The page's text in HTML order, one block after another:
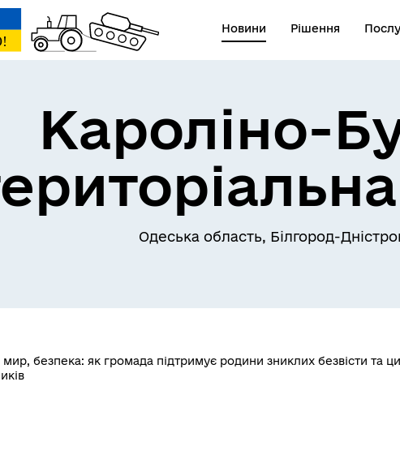
Новини Рішення
Кароліно-
Одеська область, Білгород-
безпека: як громада підтримує родини зниклих безвісти та